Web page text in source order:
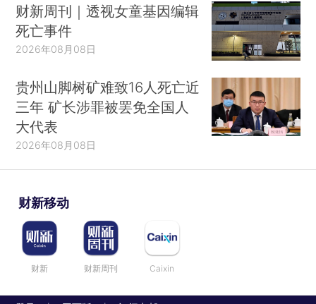
财新周刊｜透视女童基因编辑
死亡事件
2026年08月08日
贵州山脚树矿难致16人死亡近
三年 矿长涉罪被罢免全国人
大代表
2026年08月08日
财新移动
财新 财新周刊 Caixin